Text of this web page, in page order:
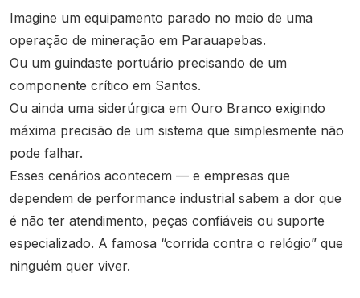
Imagine um equipamento parado no meio de uma
operação de mineração em Parauapebas.
Ou um guindaste portuário precisando de um
componente crítico em Santos.
Ou ainda uma siderúrgica em Ouro Branco exigindo
máxima precisão de um sistema que simplesmente não
pode falhar.
Esses cenários acontecem — e empresas que
dependem de performance industrial sabem a dor que
é não ter atendimento, peças confiáveis ou suporte
especializado. A famosa “corrida contra o relógio” que
ninguém quer viver.